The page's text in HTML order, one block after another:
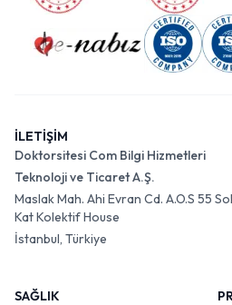
İLETİŞİM
Doktorsitesi Com Bilgi Hizmetleri
Teknoloji ve Ticaret A.Ş.
Maslak Mah. Ahi Evran Cd. A.O.S 55
Kat Kolektif House
İstanbul, Türkiye
SAĞLIK